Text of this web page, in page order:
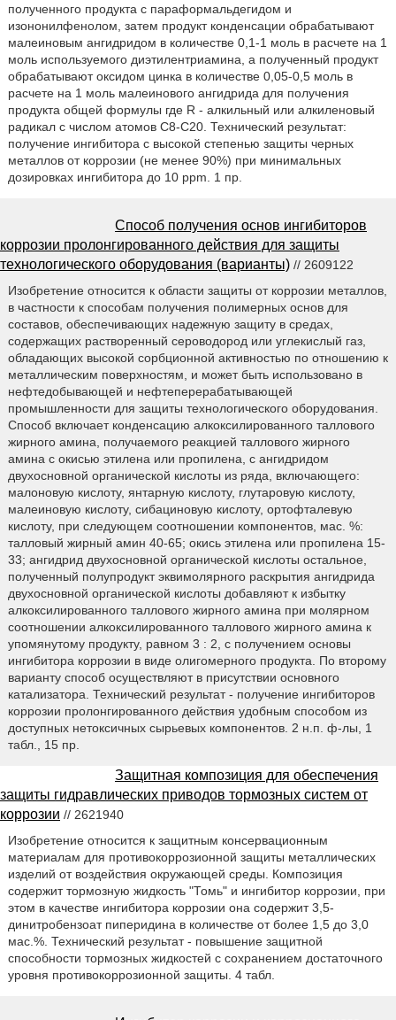
полученного продукта с параформальдегидом и
изононилфенолом, затем продукт конденсации обрабатывают
малеиновым ангидридом в количестве 0,1-1 моль в расчете на 1
моль используемого диэтилентриамина, а полученный продукт
обрабатывают оксидом цинка в количестве 0,05-0,5 моль в
расчете на 1 моль малеинового ангидрида для получения
продукта общей формулы где R - алкильный или алкиленовый
радикал с числом атомов С8-С20. Технический результат:
получение ингибитора с высокой степенью защиты черных
металлов от коррозии (не менее 90%) при минимальных
дозировках ингибитора до 10 ppm. 1 пр.
Способ получения основ ингибиторов
коррозии пролонгированного действия для защиты
технологического оборудования (варианты) // 2609122
Изобретение относится к области защиты от коррозии металлов,
в частности к способам получения полимерных основ для
составов, обеспечивающих надежную защиту в средах,
содержащих растворенный сероводород или углекислый газ,
обладающих высокой сорбционной активностью по отношению к
металлическим поверхностям, и может быть использовано в
нефтедобывающей и нефтеперерабатывающей
промышленности для защиты технологического оборудования.
Способ включает конденсацию алкоксилированного таллового
жирного амина, получаемого реакцией таллового жирного
амина с окисью этилена или пропилена, с ангидридом
двухосновной органической кислоты из ряда, включающего:
малоновую кислоту, янтарную кислоту, глутаровую кислоту,
малеиновую кислоту, сибациновую кислоту, ортофталевую
кислоту, при следующем соотношении компонентов, мас. %:
талловый жирный амин 40-65; окись этилена или пропилена 15-
33; ангидрид двухосновной органической кислоты остальное,
полученный полупродукт эквимолярного раскрытия ангидрида
двухосновной органической кислоты добавляют к избытку
алкоксилированного таллового жирного амина при молярном
соотношении алкоксилированного таллового жирного амина к
упомянутому продукту, равном 3 : 2, с получением основы
ингибитора коррозии в виде олигомерного продукта. По второму
варианту способ осуществляют в присутствии основного
катализатора. Технический результат - получение ингибиторов
коррозии пролонгированного действия удобным способом из
доступных нетоксичных сырьевых компонентов. 2 н.п. ф-лы, 1
табл., 15 пр.
Защитная композиция для обеспечения
защиты гидравлических приводов тормозных систем от
коррозии // 2621940
Изобретение относится к защитным консервационным
материалам для противокоррозионной защиты металлических
изделий от воздействия окружающей среды. Композиция
содержит тормозную жидкость "Томь" и ингибитор коррозии, при
этом в качестве ингибитора коррозии она содержит 3,5-
динитробензоат пиперидина в количестве от более 1,5 до 3,0
мас.%. Технический результат - повышение защитной
способности тормозных жидкостей с сохранением достаточного
уровня противокоррозионной защиты. 4 табл.